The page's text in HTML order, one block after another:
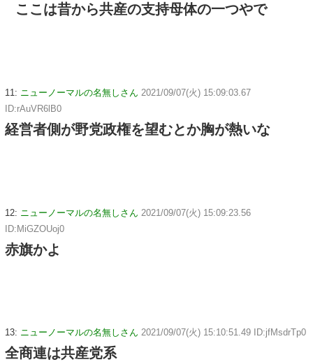
ここは昔から共産の支持母体の一つやで
11: ニューノーマルの名無しさん 2021/09/07(火) 15:09:03.67
ID:rAuVR6lB0
経営者側が野党政権を望むとか胸が熱いな
12: ニューノーマルの名無しさん 2021/09/07(火) 15:09:23.56
ID:MiGZOUoj0
赤旗かよ
13: ニューノーマルの名無しさん 2021/09/07(火) 15:10:51.49 ID:jfMsdrTp0
全商連は共産党系